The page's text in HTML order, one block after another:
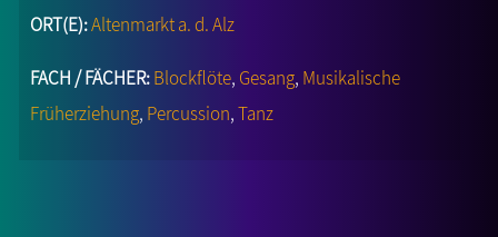
ORT(E):Altenmarkt a. d. Alz
FACH / FÄCHER:Blockflöte, Gesang, Musikalische
Früherziehung, Percussion,Tanz